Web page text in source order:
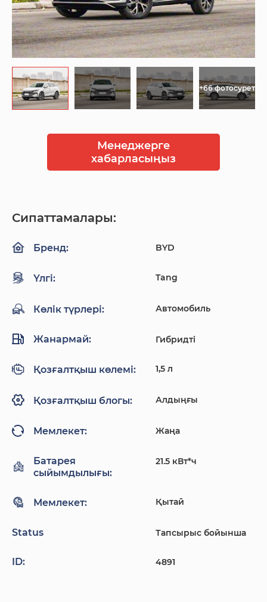
+66 фотосурет
Менеджерге
хабарласыңыз
Сипаттамалары:
Бренд: BYD
Үлгі: Tang
Көлік түрлері: Автомобиль
Жанармай: Гибридті
Қозғалтқыш көлемі: 1,5 л
Қозғалтқыш блогы: Алдыңғы
Мемлекет: Жаңа
Батарея
сыйымдылығы:
21.5 кВт*ч
Мемлекет: Қытай
Status Тапсырыс бойынша
ID: 4891